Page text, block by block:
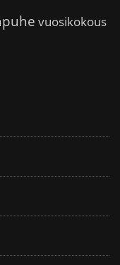
vuosikokous